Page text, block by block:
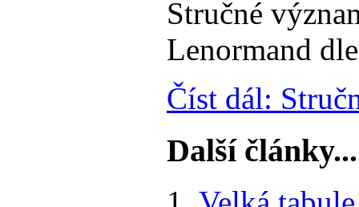
Stručné
Lenormand
Číst dál:
Další články...